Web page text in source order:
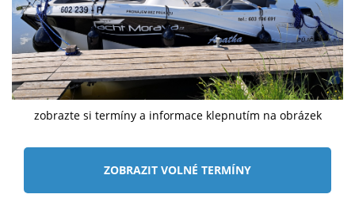
zobrazte si termíny a informace klepnutím na obrázek
ZOBRAZIT VOLNÉ TERMÍNY